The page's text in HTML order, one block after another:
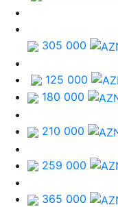
305 000
125 000
180 000
210 000
259 000
365 000